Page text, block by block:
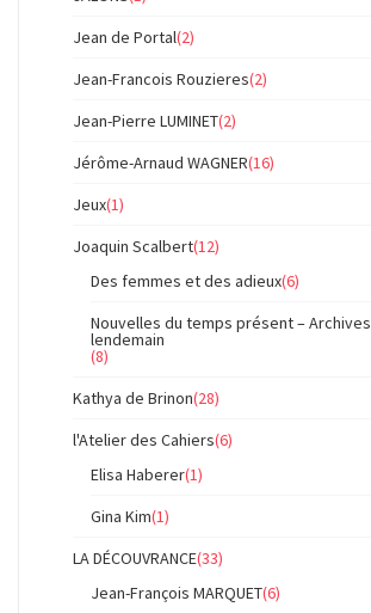
Jean de Portal(2)
Jean-Francois Rouzieres(2)
Jean-Pierre LUMINET(2)
Jérôme-Arnaud WAGNER(16)
Jeux(1)
Joaquin Scalbert(12)
Des femmes et des adieux(6)
Nouvelles du temps présent –
lendemain
(8)
Kathya de Brinon(28)
l'Atelier des Cahiers(6)
Elisa Haberer(1)
Gina Kim(1)
LA DÉCOUVRANCE(33)
Jean-François MARQUET(6)